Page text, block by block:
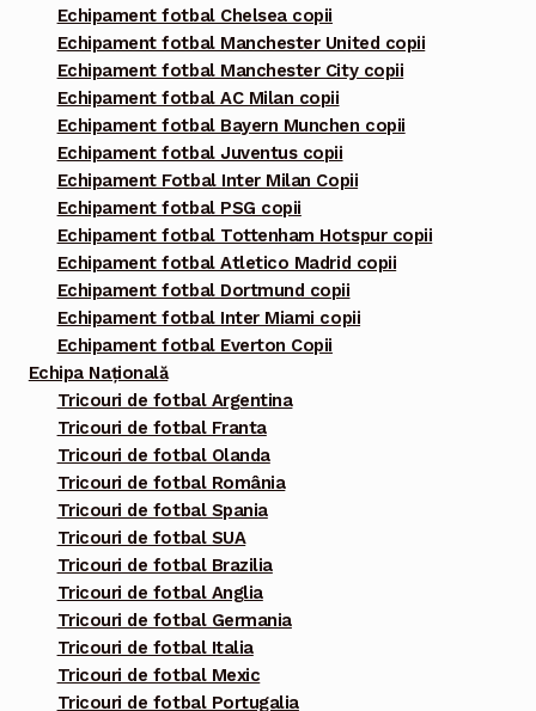
Echipament fotbal Chelsea copii
Echipament fotbal Manchester United copii
Echipament fotbal Manchester City copii
Echipament fotbal AC Milan copii
Echipament fotbal Bayern Munchen copii
Echipament fotbal Juventus copii
Echipament Fotbal Inter Milan Copii
Echipament fotbal PSG copii
Echipament fotbal Tottenham Hotspur copii
Echipament fotbal Atletico Madrid copii
Echipament fotbal Dortmund copii
Echipament fotbal Inter Miami copii
Echipament fotbal Everton Copii
Echipa Națională
Tricouri de fotbal Argentina
Tricouri de fotbal Franta
Tricouri de fotbal Olanda
Tricouri de fotbal România
Tricouri de fotbal Spania
Tricouri de fotbal SUA
Tricouri de fotbal Brazilia
Tricouri de fotbal Anglia
Tricouri de fotbal Germania
Tricouri de fotbal Italia
Tricouri de fotbal Mexic
Tricouri de fotbal Portugalia